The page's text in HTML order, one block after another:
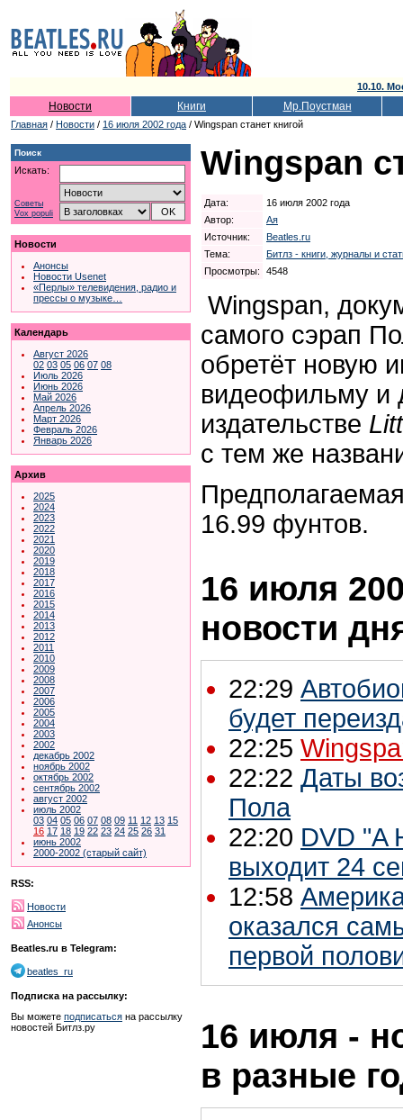
10.10.
Новости Книги Мр.Поустман
Главная / Новости / 16 июля 2002 года / Wingspan станет книгой
Поиск
Искать:
Советы
Vox populi
Новости
Анонсы
Новости Usenet
«Перлы» телевидения, радио и
прессы о музыке…
Календарь
Август 2026
02 03 05 06 07 08
Июль 2026
Июнь 2026
Май 2026
Апрель 2026
Март 2026
Февраль 2026
Январь 2026
Архив
2025
2024
2023
2022
2021
2020
2019
2018
2017
2016
2015
2014
2013
2012
2011
2010
2009
2008
2007
2006
2005
2004
2003
2002
декабрь 2002
ноябрь 2002
октябрь 2002
сентябрь 2002
август 2002
июль 2002
03 04 05 06 07 08 09 11 12 13 15
16 17 18 19 22 23 24 25 26 31
июнь 2002
2000-2002 (старый сайт)
RSS:
Новости
Анонсы
Beatles.ru в Telegram:
beatles_ru
Подписка на рассылку:
Вы можете подписаться на рассылку
новостей Битлз.ру
Wingspan
Дата:
16 июля 2002 года
Автор:
Ая
Источник:
Beatles.ru
Тема:
Битлз - книги, журналы и
Просмотры:
4548
Wingspan,
самого сэрап
обретёт новую
видеофильму и
издательстве
с тем же
16.99 фунтов.
16 июля
новости
22:29
будет
22:25
22:22 Даты
Пола
22:20 DVD "A
выходит 24
12:58
оказался
первой
16 июля -
в разные